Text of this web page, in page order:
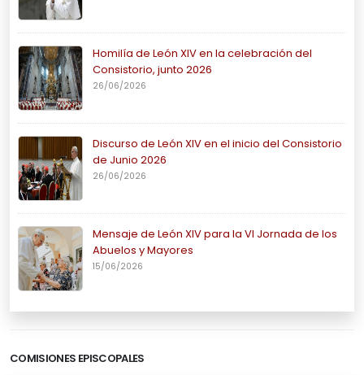
Homilía de León XIV en la celebración del
Consistorio, junto 2026
26/06/2026
Discurso de León XIV en el inicio del Consistorio
de Junio 2026
26/06/2026
Mensaje de León XIV para la VI Jornada de los
Abuelos y Mayores
15/06/2026
COMISIONES EPISCOPALES